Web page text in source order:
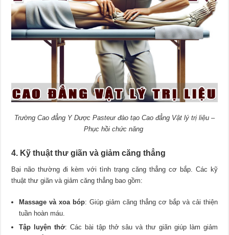
Trường Cao đẳng Y Dược Pasteur đào tạo Cao đẳng Vật lý trị liệu –
Phục hồi chức năng
4. Kỹ thuật thư giãn và giảm căng thẳng
Bại não thường đi kèm với tình trạng căng thẳng cơ bắp. Các kỹ
thuật thư giãn và giảm căng thẳng bao gồm:
Massage và xoa bóp: Giúp giảm căng thẳng cơ bắp và cải thiện
tuần hoàn máu.
Tập luyện thở: Các bài tập thở sâu và thư giãn giúp làm giảm